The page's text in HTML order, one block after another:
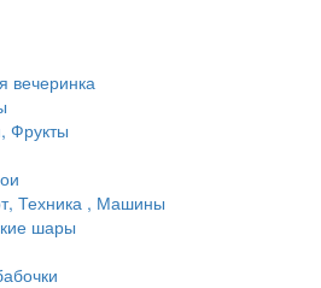
вечеринка
Фрукты
Техника , Машины
шары